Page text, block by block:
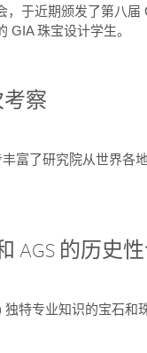
，于近期颁发了第八届
GIA 珠宝设计学生。
察
富了研究院从世界各
AGS 的历史
特专业知识的宝石和